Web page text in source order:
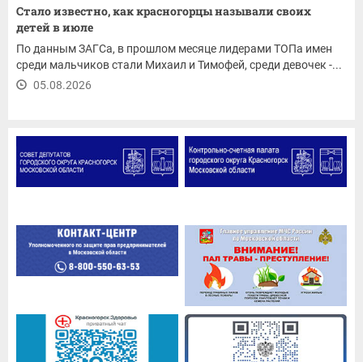
Стало известно, как красногорцы называли своих
детей в июле
По данным ЗАГСа, в прошлом месяце лидерами ТОПа имен
среди мальчиков стали Михаил и Тимофей, среди девочек -...
05.08.2026